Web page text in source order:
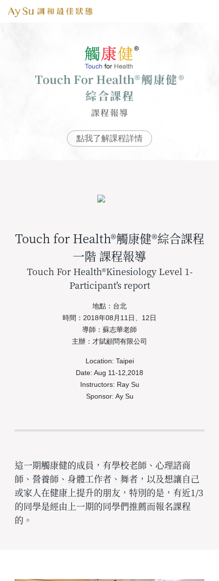
點我了解課程詳情
Touch for Health®觸康健®綜合課程
一階 課程報導
Touch For Health®Kinesiology Level 1-
Participant's report
地點：台北
時間：2018年08月11日、12日
導師：蘇志華老師
主辦：才賦顧問有限公司
Location: Taipei
Date: Aug 11-12,2018
Instructors: Ray Su
Sponsor: Ay Su
這一期觸康健的成員，有學校老師、心理諮商
師、營養師、身體工作者、舞者，以及想讓自己
或家人在健康上提升的朋友，特別的是，有近1/3
的同學是經由上一期的同學們推薦而報名課程
的。